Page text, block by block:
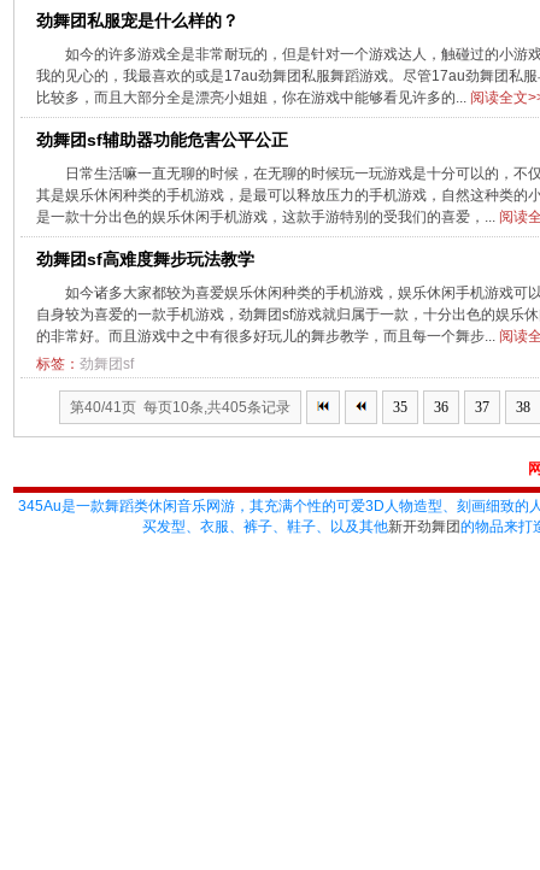
劲舞团私服宠是什么样的？
如今的许多游戏全是非常耐玩的，但是针对一个游戏达人，触碰过的小游
我的见心的，我最喜欢的或是17au劲舞团私服舞蹈游戏。尽管17au劲舞团私
比较多，而且大部分全是漂亮小姐姐，你在游戏中能够看见许多的... 阅读全文
劲舞团sf辅助器功能危害公平公正
日常生活嘛一直无聊的时候，在无聊的时候玩一玩游戏是十分可以的，不
其是娱乐休闲种类的手机游戏，是最可以释放压力的手机游戏，自然这种类的
是一款十分出色的娱乐休闲手机游戏，这款手游特别的受我们的喜爱，... 阅读
劲舞团sf高难度舞步玩法教学
如今诸多大家都较为喜爱娱乐休闲种类的手机游戏，娱乐休闲手机游戏可
自身较为喜爱的一款手机游戏，劲舞团sf游戏就归属于一款，十分出色的娱乐
的非常好。而且游戏中之中有很多好玩儿的舞步教学，而且每一个舞步... 阅读
标签： 劲舞团sf
第40/41页 每页10条,共405条记录 35 36 37 38
345Au是一款舞蹈类休闲音乐网游，其充满个性的可爱3D人物造型、刻画细致
买发型、衣服、裤子、鞋子、以及其他新开劲舞团的物品来打